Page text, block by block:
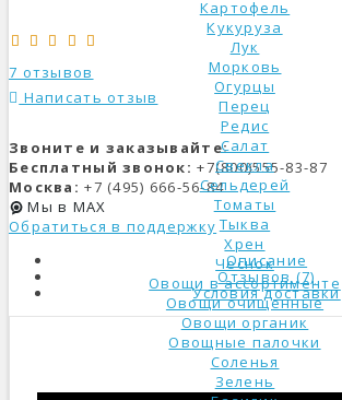
Картофель
Кукуруза
Лук
Морковь
Огурцы
Перец
Редис
Салат
Свекла
Сельдерей
Томаты
Тыква
Хрен
Чеснок
Овощи в ассортименте
Овощи очищенные
Овощи органик
Овощные палочки
Соленья
Зелень
7 отзывов
Написать отзыв
Звоните и заказывайте:
Бесплатный звонок: +7(800)555-83-87
Москва: +7 (495) 666-56-84
Мы в MAX
Обратиться в поддержку
Описание
Отзывов (7)
Условия доставки